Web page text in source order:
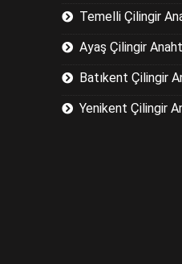
Temelli Çilingir
Ayaş Çilingir
Batıkent Çilingir
Yenikent Çilingir